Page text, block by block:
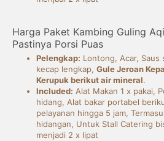
Harga Paket Kambing Guling
Pastinya Porsi Puas
Pelengkap: Lontong, Acar, Saus
kecap lengkap, Gule Jeroan
Kerupuk berikut air mineral.
Included: Alat Makan 1 x pakai,
hidang, Alat bakar portabel
pelayanan hingga 5 jam,
hidangan, Untuk Stall Catering
menjadi 2 x lipat